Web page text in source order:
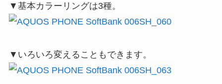
▼基本カラーリングは3種。
▼いろいろ変えることもできます。